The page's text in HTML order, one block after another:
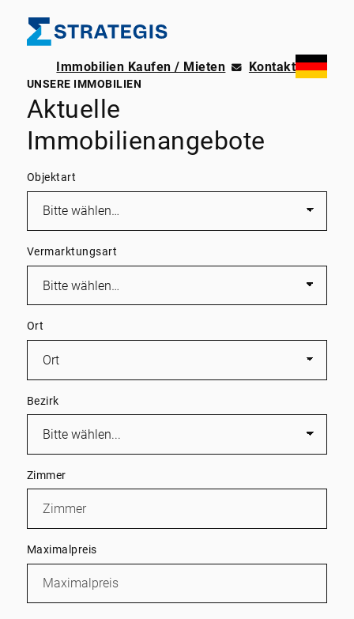
Immobilien Kaufen / Mieten Kontakt
UNSERE IMMOBILIEN
Aktuelle
Immobilienangebote
Objektart
Vermarktungsart
Ort
Bezirk
Zimmer
Maximalpreis